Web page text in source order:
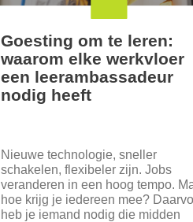
Goesting om te leren:
waarom elke werkvloer
een leerambassadeur
nodig heeft
Nieuwe technologie, sneller
schakelen, flexibeler zijn. Jobs
veranderen in een hoog tempo.
hoe krijg je iedereen mee?
heb je iemand nodig die midden